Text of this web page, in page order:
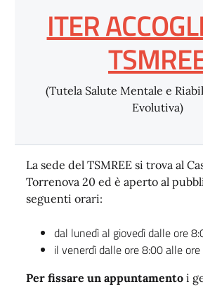
ITER
(Tutela Salute Mentale e
Evolutiva)
La sede del TSMREE si trova al
Torrenova 20 ed è aperto al
seguenti orari:
dal lunedì al giovedì dalle ore
il venerdì dalle ore 8:00 alle
Per fissare un appuntamento i